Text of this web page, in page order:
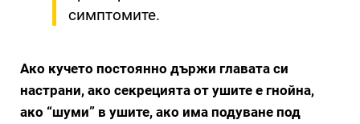
симптомите.
Ако кучето постоянно държи главата си
настрани, ако секрецията от ушите е гнойна,
ако “шуми” в ушите, ако има подуване под